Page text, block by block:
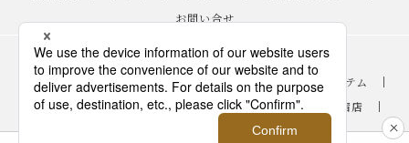
お問い合せ
レシピ ｜
スイーツ
｜
手土産・ギフト ｜ ニュース・イベント ｜ おすすめアイテム
｜
読み物・コラム
｜ バイヤーのイチオシ！ ｜ 伊勢丹新宿店
｜
｜ FOODIE占い